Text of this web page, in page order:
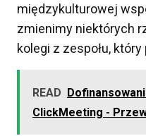
międzykulturowej
zmienimy niektórych
kolegi z zespołu,
READ
ClickMeeting -